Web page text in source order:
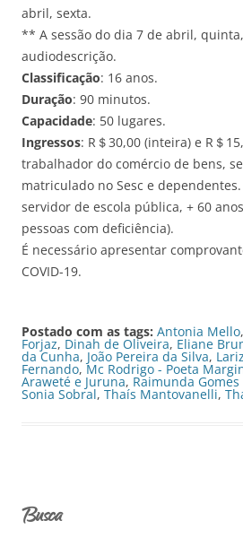
abril, sexta.
** A sessão do dia 7 de abril,
audiodescrição.
Classificação: 16 anos.
Duração: 90 minutos.
Capacidade: 50 lugares.
Ingressos: R＄30,00 (inteira) e R＄
trabalhador do comércio de bens,
matriculado no Sesc e
servidor de escola pública, + 60
pessoas com deficiência).
É necessário apresentar
COVID-19.
Postado com as tags: Antonia Mello,
Forjaz, Dinah de Oliveira, Eliane
da Cunha, João Pereira da Silva,
Fernando,Mc Rodrigo - Poeta
Araweté e Juruna, Raimunda Gomes
Sonia Sobral, Thaís Mantovanelli,
Busca